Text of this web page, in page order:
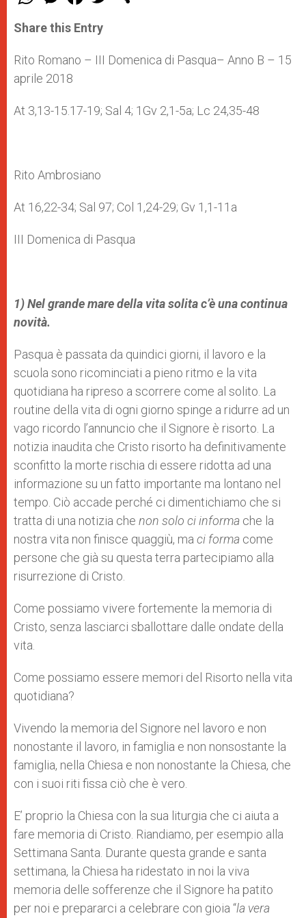
t
s
p
p
s
e
g
e
r
e
b
o r
Share this Entry
Rito Romano – III Domenica di Pasqua– Anno B – 15
aprile 2018
At 3,13-15.17-19; Sal 4; 1Gv 2,1-5a; Lc 24,35-48
Rito Ambrosiano
At 16,22-34; Sal 97; Col 1,24-29; Gv 1,1-11a
III Domenica di Pasqua
1)Nel grande mare della vita solita c’è una continua
novità.
Pasqua è passata da quindici giorni, il lavoro e la
scuola sono ricominciati a pieno ritmo e la vita
quotidiana ha ripreso a scorrere come al solito. La
routine della vita di ogni giorno spinge a ridurre ad un
vago ricordo l’annuncio che il Signore è risorto. La
notizia inaudita che Cristo risorto ha definitivamente
sconfitto la morte rischia di essere ridotta ad una
informazione su un fatto importante ma lontano nel
tempo. Ciò accade perché ci dimentichiamo che si
tratta di una notizia che non solo ci informa che la
nostra vita non finisce quaggiù, ma ci forma come
persone che già su questa terra partecipiamo alla
risurrezione di Cristo.
Come possiamo vivere fortemente la memoria di
Cristo, senza lasciarci sballottare dalle ondate della
vita.
Come possiamo essere memori del Risorto nella vita
quotidiana?
Vivendo la memoria del Signore nel lavoro e non
nonostante il lavoro, in famiglia e non nonsostante la
famiglia, nella Chiesa e non nonostante la Chiesa, che
con i suoi riti fissa ciò che è vero.
E’ proprio la Chiesa con la sua liturgia che ci aiuta a
fare memoria di Cristo. Riandiamo, per esempio alla
Settimana Santa. Durante questa grande e santa
settimana, la Chiesa ha ridestato in noi la viva
memoria delle sofferenze che il Signore ha patito
per noi e prepararci a celebrare con gioia “la vera